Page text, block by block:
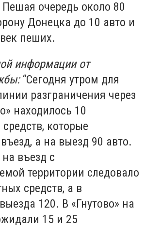
очередь около 80
Донецка до 10 авто и
пеших.
информации от
“Сегодня утром для
разграничения через
находилось 10
которые
а на выезд 90 авто.
въезд с
территории следовало
средств, а в
120. В «Гнутово» на
15 и 25